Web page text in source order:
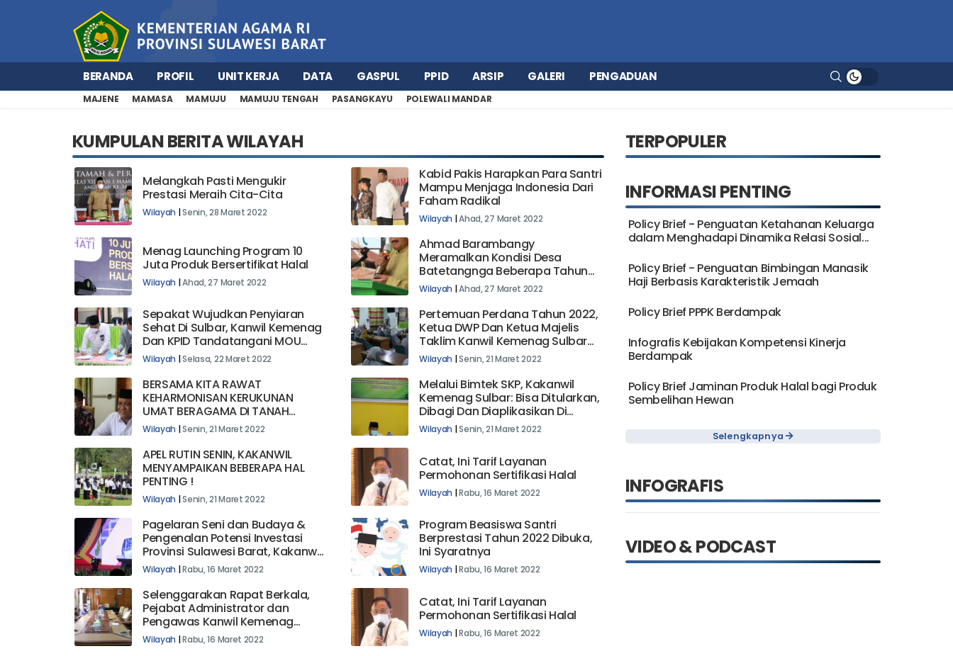
BERANDA PROFIL UNIT KERJA DATA GASPUL PPID ARSIP GALERI PENGADUAN
MAJENE MAMASA MAMUJU MAMUJU TENGAH PASANGKAYU POLEWALI MANDAR
KUMPULAN BERITA WILAYAH
Melangkah Pasti Mengukir
Prestasi Meraih Cita-Cita
Wilayah |Senin, 28 Maret 2022
Kabid Pakis Harapkan Para Santri
Mampu Menjaga Indonesia Dari
Faham Radikal
Wilayah |Ahad, 27 Maret 2022
Menag Launching Program 10
Juta Produk Bersertifikat Halal
Wilayah |Ahad, 27 Maret 2022
Ahmad Barambangy
Meramalkan Kondisi Desa
Batetangnga Beberapa Tahun
Kedepan. Kondisi Apa Yang
Diramalkannya ?
Wilayah |Ahad, 27 Maret 2022
Sepakat Wujudkan Penyiaran
Sehat Di Sulbar, Kanwil Kemenag
Dan KPID Tandatangani MOU
Kerjasama Pembinaan Serta
Pengawasan
Wilayah |Selasa, 22 Maret 2022
Pertemuan Perdana Tahun 2022,
Ketua DWP Dan Ketua Majelis
Taklim Kanwil Kemenag Sulbar
Kompak Tekankan Hal Ini
Wilayah |Senin, 21 Maret 2022
BERSAMA KITA RAWAT
KEHARMONISAN KERUKUNAN
UMAT BERAGAMA DI TANAH
“MALAQBI’ SULAWESI BARAT
Wilayah |Senin, 21 Maret 2022
Melalui Bimtek SKP, Kakanwil
Kemenag Sulbar: Bisa Ditularkan,
Dibagi Dan Diaplikasikan Di
Satker Masing-Masing
Wilayah |Senin, 21 Maret 2022
APEL RUTIN SENIN, KAKANWIL
MENYAMPAIKAN BEBERAPA HAL
PENTING !
Wilayah |Senin, 21 Maret 2022
Catat, Ini Tarif Layanan
Permohonan Sertifikasi Halal
Wilayah |Rabu, 16 Maret 2022
Pagelaran Seni dan Budaya &
Pengenalan Potensi Investasi
Provinsi Sulawesi Barat, Kakanwil
Kemenag Sulbar Didaulat
Bacakan Do'a
Wilayah |Rabu, 16 Maret 2022
Program Beasiswa Santri
Berprestasi Tahun 2022 Dibuka,
Ini Syaratnya
Wilayah |Rabu, 16 Maret 2022
Selenggarakan Rapat Berkala,
Pejabat Administrator dan
Pengawas Kanwil Kemenag
Sulbar Bahas Isu Strategis
Wilayah |Rabu, 16 Maret 2022
Catat, Ini Tarif Layanan
Permohonan Sertifikasi Halal
Wilayah |Rabu, 16 Maret 2022
TERPOPULER
INFORMASI PENTING
Policy Brief - Penguatan Ketahanan Keluarga
dalam Menghadapi Dinamika Relasi Sosial...
Policy Brief - Penguatan Bimbingan Manasik
Haji Berbasis Karakteristik Jemaah
Policy Brief PPPK Berdampak
Infografis Kebijakan Kompetensi Kinerja
Berdampak
Policy Brief Jaminan Produk Halal bagi Produk
Sembelihan Hewan
Selengkapnya
INFOGRAFIS
VIDEO & PODCAST